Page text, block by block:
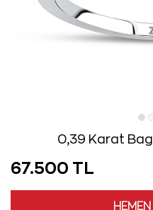
0,39 Karat
67.500 TL